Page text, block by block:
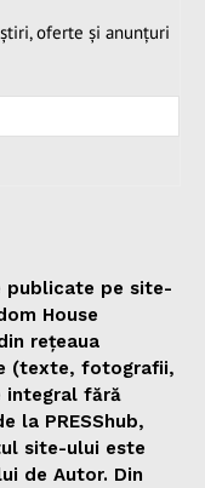
oferte și anunțuri
publicate pe site-
House
rețeaua
(texte, fotografii,
integral fără
la PRESShub,
site-ului este
de Autor. Din